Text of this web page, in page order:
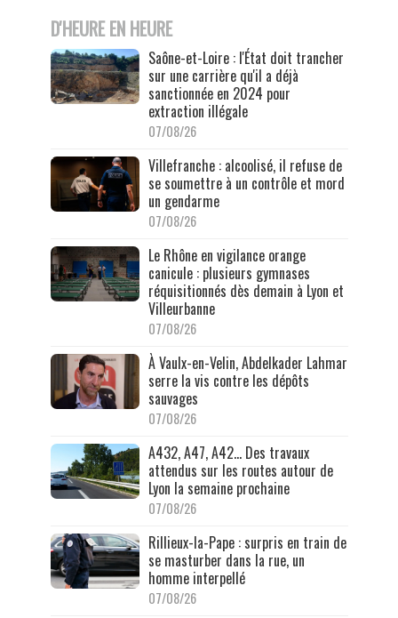
D'HEURE EN HEURE
Saône-et-Loire : l'État doit trancher
sur une carrière qu'il a déjà
sanctionnée en 2024 pour
extraction illégale
07/08/26
Villefranche : alcoolisé, il refuse de
se soumettre à un contrôle et mord
un gendarme
07/08/26
Le Rhône en vigilance orange
canicule : plusieurs gymnases
réquisitionnés dès demain à Lyon et
Villeurbanne
07/08/26
À Vaulx-en-Velin, Abdelkader Lahmar
serre la vis contre les dépôts
sauvages
07/08/26
A432, A47, A42… Des travaux
attendus sur les routes autour de
Lyon la semaine prochaine
07/08/26
Rillieux-la-Pape : surpris en train de
se masturber dans la rue, un
homme interpellé
07/08/26